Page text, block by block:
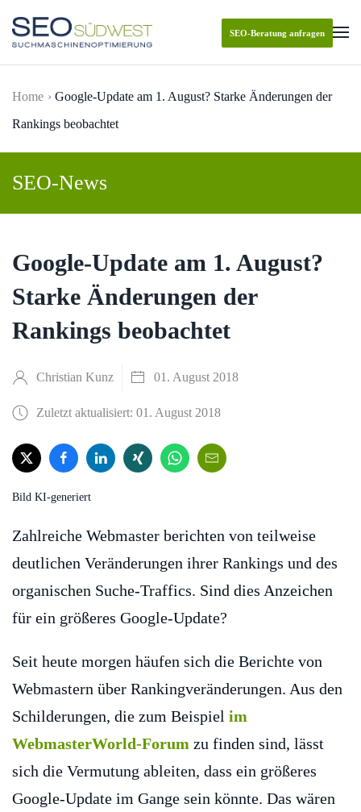
Skip to main content
SEO-Beratung anfragen
Home
Google-Update am 1. August? Starke Änderungen der
Rankings beobachtet
SEO-News
Google-Update am 1. August?
Starke Änderungen der
Rankings beobachtet
Christian Kunz 01. August 2018
Zuletzt aktualisiert: 01. August 2018
Bild KI-generiert
Zahlreiche Webmaster berichten von teilweise
deutlichen Veränderungen ihrer Rankings und des
organischen Suche-Traffics. Sind dies Anzeichen
für ein größeres Google-Update?
Seit heute morgen häufen sich die Berichte von
Webmastern über Rankingveränderungen. Aus den
Schilderungen, die zum Beispiel im
WebmasterWorld-Forum zu finden sind, lässt
sich die Vermutung ableiten, dass ein größeres
Google-Update im Gange sein könnte. Das wären